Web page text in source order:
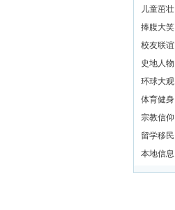
儿童茁壮
捧腹大笑
校友联谊
史地人物
环球大观
体育健身
宗教信仰
留学移民
本地信息